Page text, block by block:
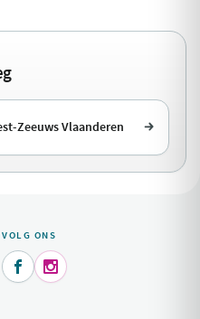
Zeeuws Vlaanderen
VOLG ONS
 